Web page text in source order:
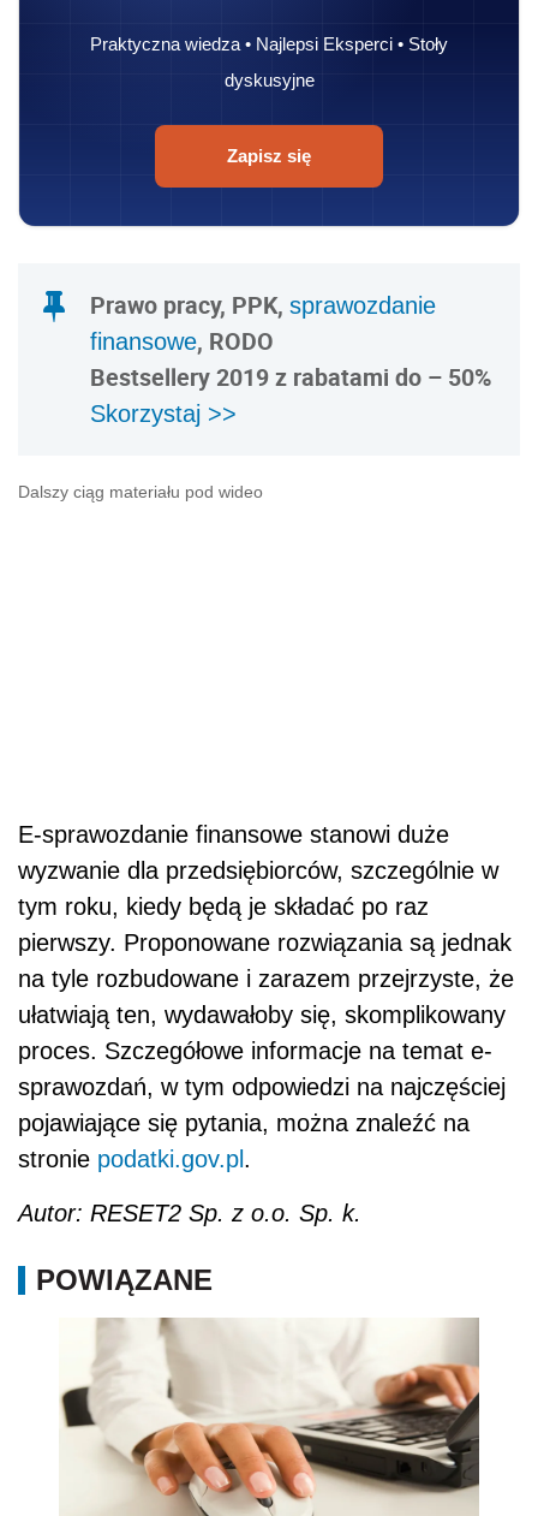
Praktyczna wiedza • Najlepsi Eksperci • Stoły
dyskusyjne
Zapisz się
Prawo pracy, PPK, sprawozdanie
finansowe, RODO
Bestsellery 2019 z rabatami do – 50%
Skorzystaj >>
Dalszy ciąg materiału pod wideo
E-sprawozdanie finansowe stanowi duże
wyzwanie dla przedsiębiorców, szczególnie w
tym roku, kiedy będą je składać po raz
pierwszy. Proponowane rozwiązania są jednak
na tyle rozbudowane i zarazem przejrzyste, że
ułatwiają ten, wydawałoby się, skomplikowany
proces. Szczegółowe informacje na temat e-
sprawozdań, w tym odpowiedzi na najczęściej
pojawiające się pytania, można znaleźć na
stronie podatki.gov.pl .
Autor: RESET2 Sp. z o.o. Sp. k.
POWIĄZANE